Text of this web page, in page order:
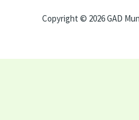
Copyright © 2026 GAD